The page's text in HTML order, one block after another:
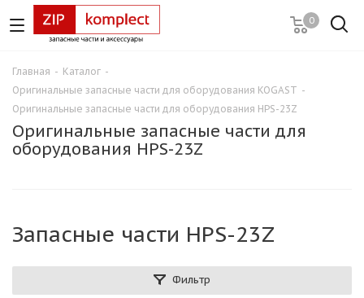
0
Главная - Каталог -
Оригинальные запасные части для оборудования KOGAST -
Оригинальные запасные части для оборудования HPS-23Z
Оригинальные запасные части для
оборудования HPS-23Z
Запасные части HPS-23Z
Фильтр